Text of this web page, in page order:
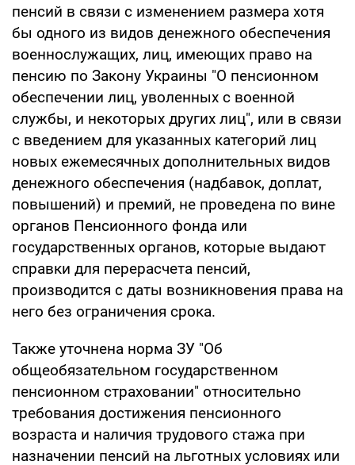
пенсий в связи с изменением размера хотя
бы одного из видов денежного обеспечения
военнослужащих, лиц, имеющих право на
пенсию по Закону Украины "О пенсионном
обеспечении лиц, уволенных с военной
службы, и некоторых других лиц", или в связи
с введением для указанных категорий лиц
новых ежемесячных дополнительных видов
денежного обеспечения (надбавок, доплат,
повышений) и премий, не проведена по вине
органов Пенсионного фонда или
государственных органов, которые выдают
справки для перерасчета пенсий,
производится с даты возникновения права на
него без ограничения срока.
Также уточнена норма ЗУ "Об
общеобязательном государственном
пенсионном страховании" относительно
требования достижения пенсионного
возраста и наличия трудового стажа при
назначении пенсий на льготных условиях или